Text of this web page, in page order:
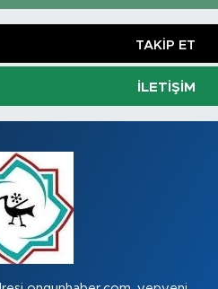
TAKIP ET
İLETIŞIM